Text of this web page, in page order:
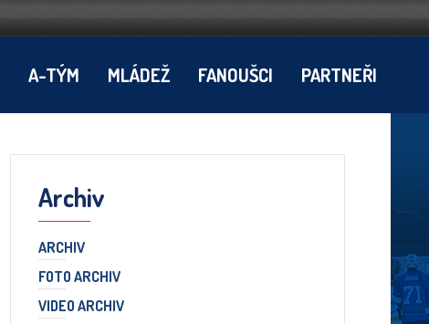
A-TÝM MLÁDEŽ FANOUŠCI PARTNEŘI
Archiv
ARCHIV
FOTO ARCHIV
VIDEO ARCHIV